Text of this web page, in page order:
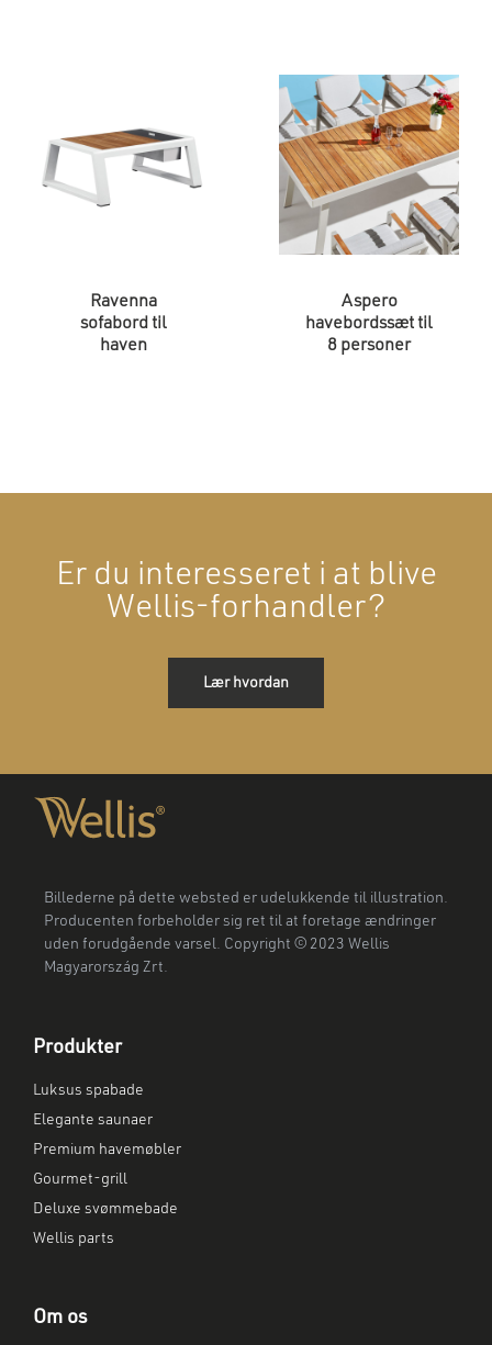
Ravenna
sofabord til
haven
Aspero
havebordssæt til
8 personer
Er du interesseret i at blive
Wellis-forhandler?
Lær hvordan
Billederne på dette websted er udelukkende til illustration.
Producenten forbeholder sig ret til at foretage ændringer
uden forudgående varsel. Copyright © 2023 Wellis
Magyarország Zrt.
Produkter
Luksus spabade
Elegante saunaer
Premium havemøbler
Gourmet-grill
Deluxe svømmebade
Wellis parts
Om os